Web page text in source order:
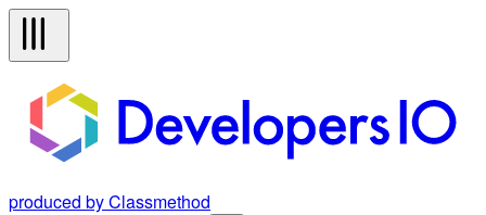
produced by Classmethod